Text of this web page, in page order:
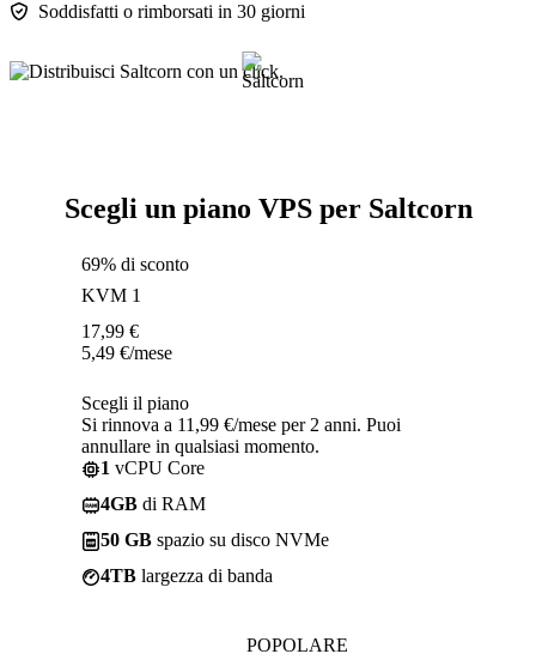
Soddisfatti o rimborsati in 30 giorni
Scegli un piano VPS per Saltcorn
69% di sconto
KVM 1
17,99 €
5,49 €/mese
Scegli il piano
Si rinnova a 11,99 €/mese per 2 anni. Puoi
annullare in qualsiasi momento.
1 vCPU Core
4GB di RAM
50 GB spazio su disco NVMe
4TB largezza di banda
POPOLARE